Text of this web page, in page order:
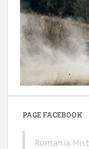
PAGE FACEBOOK
Romania